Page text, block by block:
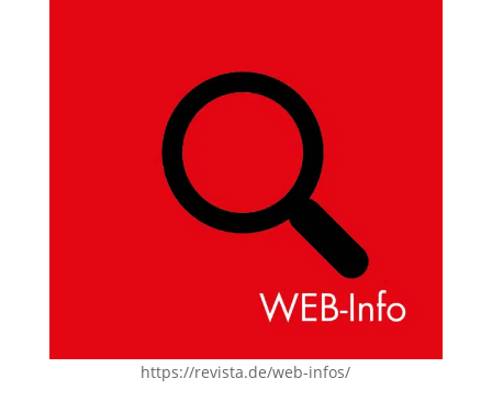
https://revista.de/web-infos/